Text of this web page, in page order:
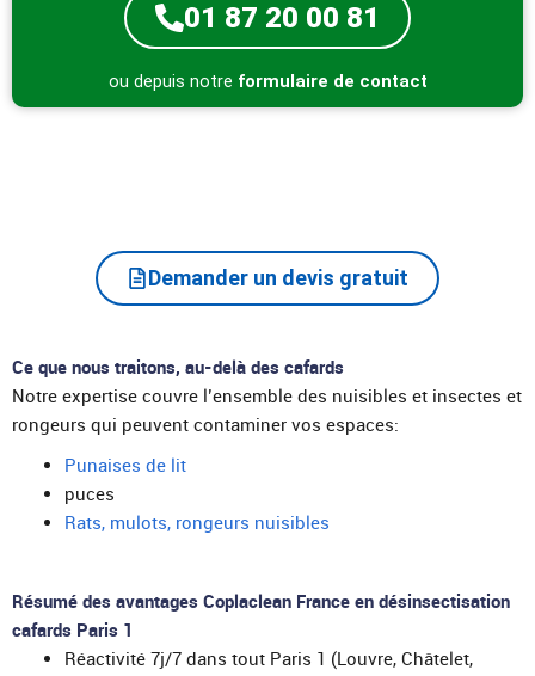
01 87 20 00 81
ou depuis notre formulaire de contact
Demander un devis gratuit
Ce que nous traitons, au-delà des cafards
Notre expertise couvre l’ensemble des nuisibles et insectes et
rongeurs qui peuvent contaminer vos espaces:
Punaises de lit
puces
Rats, mulots, rongeurs nuisibles
Résumé des avantages Coplaclean France en désinsectisation
cafards Paris 1
Réactivité 7j/7 dans tout Paris 1 (Louvre, Châtelet,